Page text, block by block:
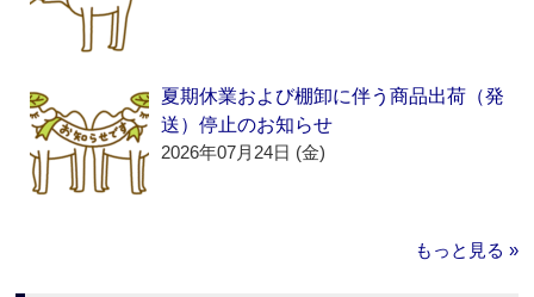
夏期休業および棚卸に伴う商品出荷（発
送）停止のお知らせ
2026年07月24日 (金)
もっと見る »